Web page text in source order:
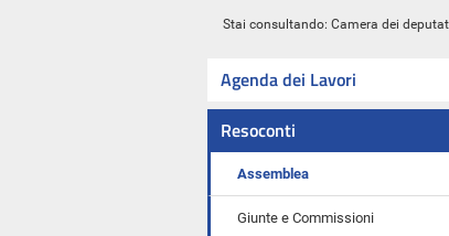
Stai consultando: Camera dei
Agenda dei Lavori
Resoconti
Assemblea
Giunte e Commissioni